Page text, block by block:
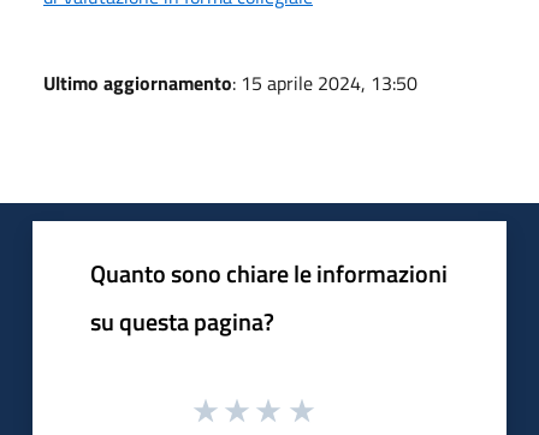
Ultimo aggiornamento: 15 aprile 2024, 13:50
Quanto sono chiare le informazioni
su questa pagina?